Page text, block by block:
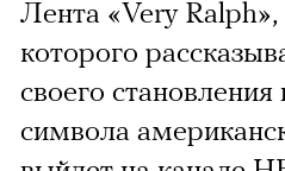
Лента «Very
которого
своего становления
символа